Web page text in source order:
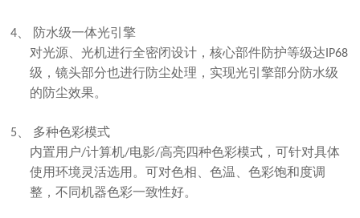
4、 防水级一体光引擎
对光源、光机进行全密闭设计，核心部件防护等级达IP68
级，镜头部分也进行防尘处理，实现光引擎部分防水级
的防尘效果。
5、 多种色彩模式
内置用户/计算机/电影/高亮四种色彩模式，可针对具体
使用环境灵活选用。可对色相、色温、色彩饱和度调
整，不同机器色彩一致性好。